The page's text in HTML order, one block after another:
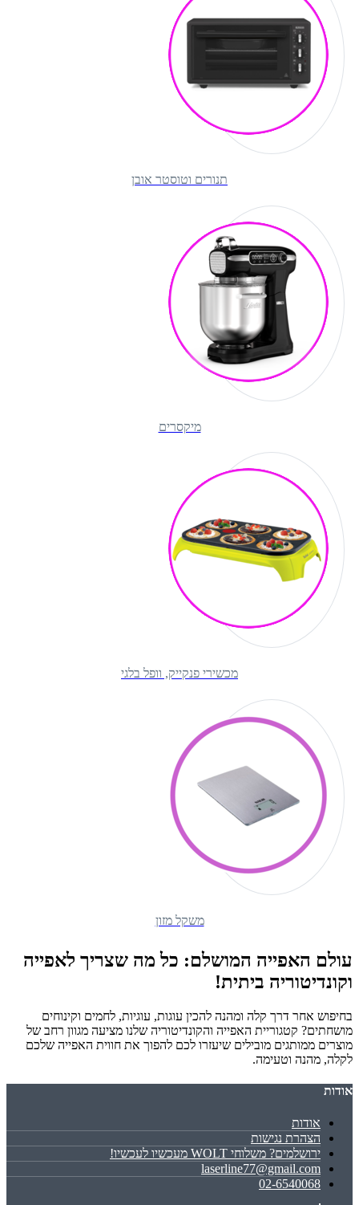
תנורים וטוסטר אובן
מיקסרים
מכשירי פנקייק, וופל בלגי
משקל מזון
עולם האפייה המושלם: כל מה שצריך לאפייה
וקונדיטוריה ביתית!
בחיפוש אחר דרך קלה ומהנה להכין עוגות, עוגיות, לחמים וקינוחים
מושחתים? קטגוריית האפייה והקונדיטוריה שלנו מציעה מגוון רחב של
מוצרים ממותגים מובילים שיעזרו לכם להפוך את חווית האפייה שלכם
לקלה, מהנה וטעימה.
אודות
אודות
הצהרת נגישות
ירושלמים? משלוחי WOLT מעכשיו לעכשיו!
laserline77@gmail.com
02-6540068